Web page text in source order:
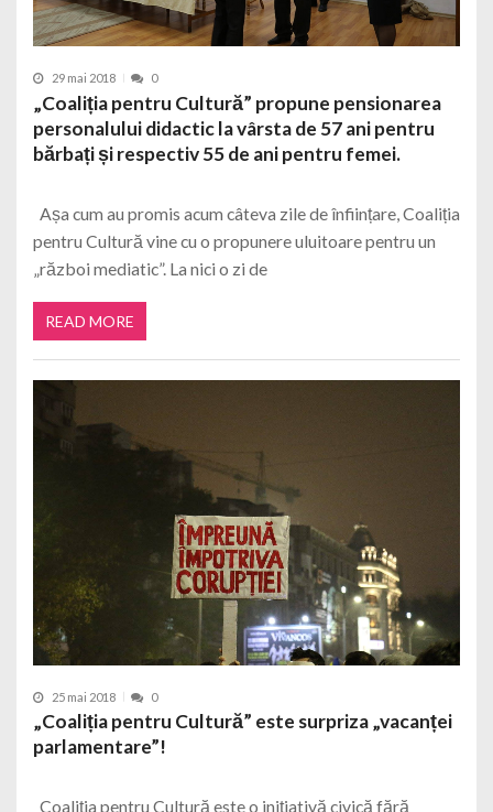
29 mai 2018 0
„Coaliția pentru Cultură” propune pensionarea
personalului didactic la vârsta de 57 ani pentru
bărbați și respectiv 55 de ani pentru femei.
Așa cum au promis acum câteva zile de înființare, Coaliția
pentru Cultură vine cu o propunere uluitoare pentru un
„război mediatic”. La nici o zi de
READ MORE
25 mai 2018 0
„Coaliția pentru Cultură” este surpriza „vacanței
parlamentare”!
Coaliția pentru Cultură este o inițiativă civică fără